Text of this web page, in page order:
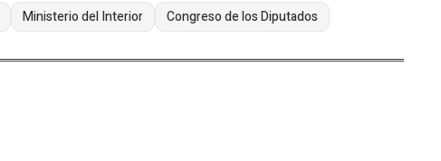
Ministerio del Interior Congreso de los Diputados